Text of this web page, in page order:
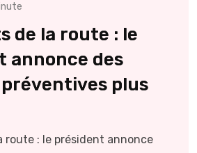
de la route : le
annonce des
plus
route : le président annonce